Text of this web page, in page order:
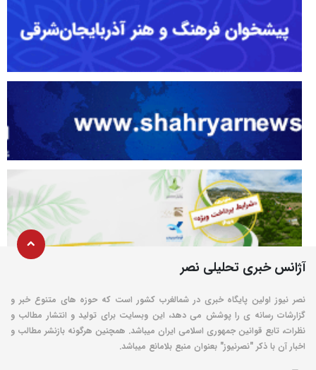
آژانس خبری تحلیلی نصر
نصر نیوز اولین پایگاه خبری در شمالغرب کشور است که حوزه های متنوع خبر و
گزارشات رسانه ی را پوشش می دهد، این وبسایت برای تولید و انتشار مطالب و
نظرات، تابع قوانین جمهوری اسلامی ایران میباشد. همچنین هرگونه بازنشر مطالب و
اخبار آن با ذکر "نصرنیوز" بعنوان منبع بلامانع میباشد.